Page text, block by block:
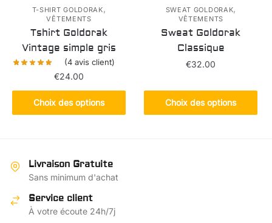
page
du
produit
la
page
du
produit
T-SHIRT GOLDORAK,
VÊTEMENTS
Tshirt Goldorak
Vintage simple gris
(4avis client)
€24.00
Choix des options
Ce
produit
variations.
peuvent
être
SWEAT GOLDORAK,
VÊTEMENTS
Sweat Goldorak
Classique
€32.00
Choix des options
produit
a
Livraison Gratuite
Sans minimum d'achat
Service client
À votre écoute 24h/7j